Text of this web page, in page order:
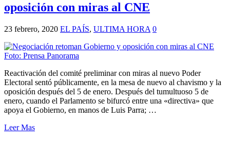
oposición con miras al CNE
23 febrero, 2020 EL PAÍS, ULTIMA HORA 0
Reactivación del comité preliminar con miras al nuevo Poder
Electoral sentó públicamente, en la mesa de nuevo al chavismo y la
oposición después del 5 de enero. Después del tumultuoso 5 de
enero, cuando el Parlamento se bifurcó entre una «directiva» que
apoya el Gobierno, en manos de Luis Parra; …
Leer Mas